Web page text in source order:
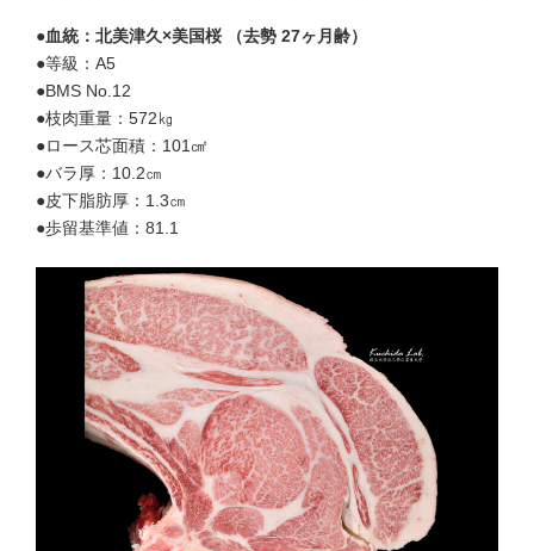
●血統：北美津久×美国桜 （去勢 27ヶ月齢）
●等級：A5
●BMS No.12
●枝肉重量：572㎏
●ロース芯面積：101㎠
●バラ厚：10.2㎝
●皮下脂肪厚：1.3㎝
●歩留基準値：81.1